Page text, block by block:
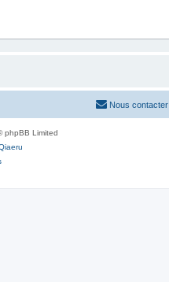
Nous contacter
phpBB Limited